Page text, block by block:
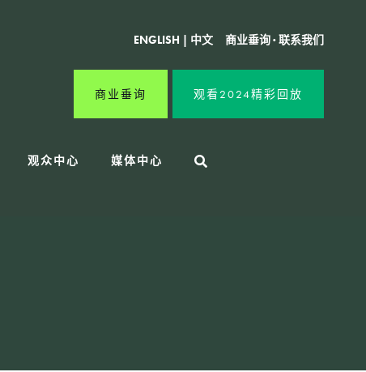
ENGLISH | 中文 商业垂询·联系我们
商业垂询 观看2024精彩回放
观众中心 媒体中心